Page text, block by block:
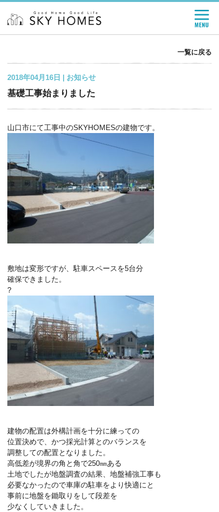
一覧に戻る
2018年04月16日 | お知らせ
基礎工事始まりました
山口市にて工事中のSKYHOMESの建物です。
敷地は変形ですが、駐車スペースを5台分
確保できました。
?
建物の配置は外構計画を十分に練っての
位置決めで、かつ採光計算とのバランスを
調整しての配置となりました。
高低差が境界の角と角で250㎜ある
土地でしたが地盤調査の結果、地盤補強工事も
必要なかったので車庫の駐車をより快適にと
事前に地盤を鋤取りをして段差を
少なくしていきました。